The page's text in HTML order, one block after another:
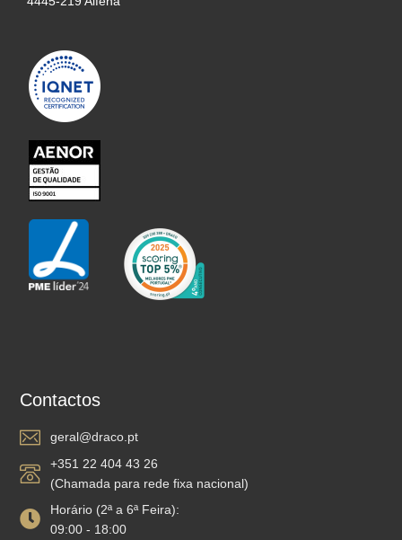
Contactos
geral@draco.pt
+351 22 404 43 26
(Chamada para rede fixa nacional)
Horário (2ª a 6ª Feira):
09:00 - 18:00